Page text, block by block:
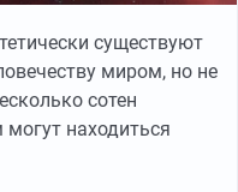
существуют
миром, но не
сотен
находиться